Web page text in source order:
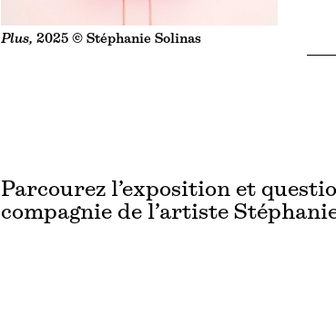
Plus, 2025 © Stéphanie Solinas
Parcourez l’exposition et
compagnie de l’artiste